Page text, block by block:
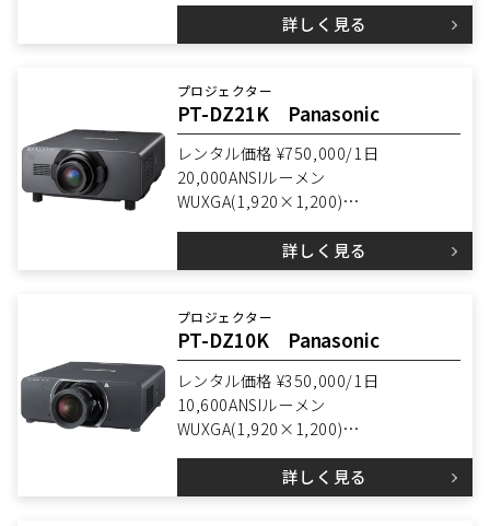
詳しく見る
プロジェクター
PT-DZ21K Panasonic
レンタル価格 ¥750,000/1日
20,000ANSIルーメン
WUXGA(1,920×1,200)
詳しく見る
プロジェクター
PT-DZ10K Panasonic
レンタル価格 ¥350,000/1日
10,600ANSIルーメン
WUXGA(1,920×1,200)
詳しく見る